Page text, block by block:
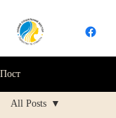
Пост
All Posts